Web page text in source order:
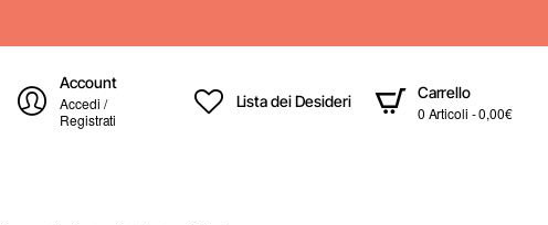
Account
Accedi /
Registrati
Lista dei Desideri
Carrello
0 Articoli - 0,00€